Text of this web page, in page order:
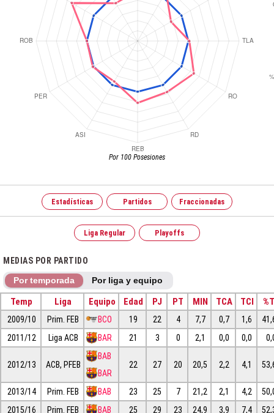
Por 100 Posesiones
Estadísticas Partidos Fraccionadas
Liga Regular Playoffs
MEDIAS POR PARTIDO
Por temporada Por liga y equipo
Temp Liga Equipo Edad PJ PT MIN TCA TCI
2009/10 Prim. FEB BCO 19 22 4 7,7 0,7 1,6
2011/12
Liga ACB BAR 21 3 0 2,1 0,0 0,0
2012/13 ACB, PFEB
BAB
BAR
22 27 20 20,5 2,2 4,1
2013/14 Prim. FEB BAB 23 25 7 21,2 2,1 4,2
2015/16
Prim. FEB BAB 25 29 23 24,9 3,9 7,4